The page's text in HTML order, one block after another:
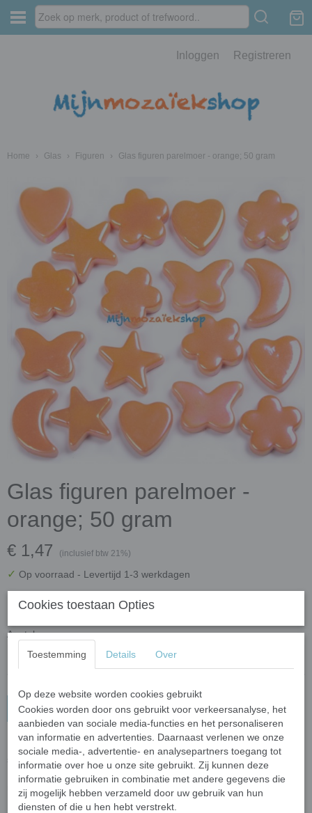
Inloggen Registreren
Home › Glas › Figuren › Glas figuren parelmoer - orange; 50 gram
Glas figuren parelmoer -
orange; 50 gram
€ 1,47 (inclusief btw 21%)
✓ Op voorraad - Levertijd 1-3 werkdagen
Koop 5 stuks voor € 1,32 per stuk en bespaar € 0,75
Aantal
In winkelwagen
Leuke figuren in fleurige kleuren. Hartjes, bloemen, vlinders,
sterren en maantjes.
De figuren hebben en afmeting van 20-30 mm en een dikte van 4
mm.
Leuke accenten om je mozaïek op te fleuren.
Cookies toestaan Opties
Toestemming Details Over
Op deze website worden cookies gebruikt
Cookies worden door ons gebruikt voor verkeersanalyse, het
aanbieden van sociale media-functies en het personaliseren
van informatie en advertenties. Daarnaast verlenen we onze
sociale media-, advertentie- en analysepartners toegang tot
informatie over hoe u onze site gebruikt. Zij kunnen deze
informatie gebruiken in combinatie met andere gegevens die
zij mogelijk hebben verzameld door uw gebruik van hun
diensten of die u hen hebt verstrekt.